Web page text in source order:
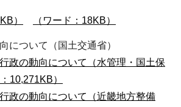
） （ワード：18KB）
について（国土交通省）
政の動向について（水管理・国土保
10,271KB）
政の動向について（近畿地方整備